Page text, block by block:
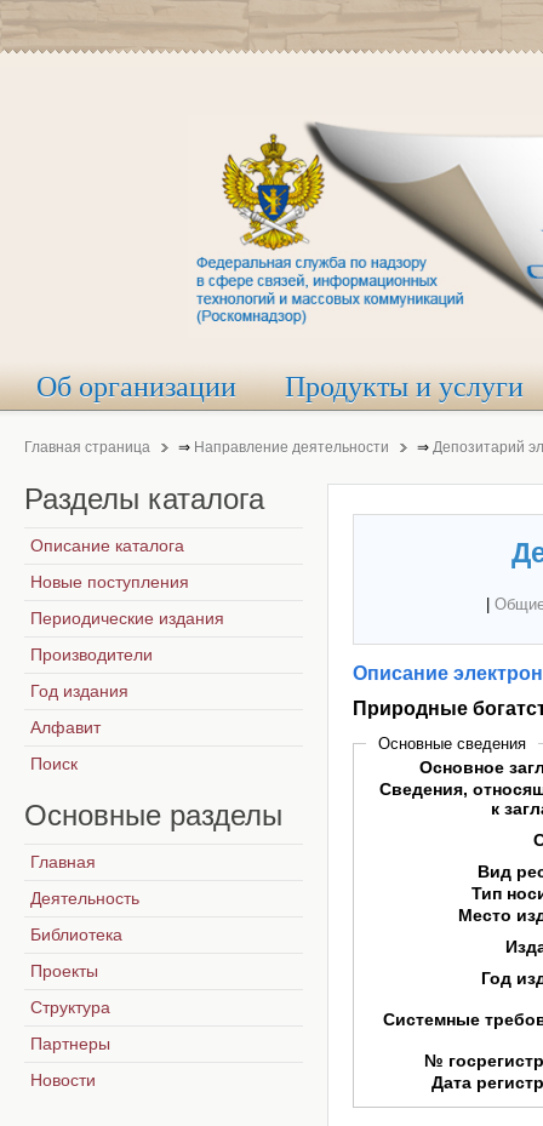
Об организации Продукты и услуги
Главная страница ⇒ Направление деятельности ⇒ Депозитарий
Описание
Природные
Основные сведения
Основное
Сведения,
к
Вид
Тип
Место
Год
Системные
№
Дата
Разделы каталога
Описание каталога
Новые поступления
Периодические издания
Производители
Год издания
Алфавит
Поиск
Основные разделы
Главная
Деятельность
Библиотека
Проекты
Структура
Партнеры
Новости